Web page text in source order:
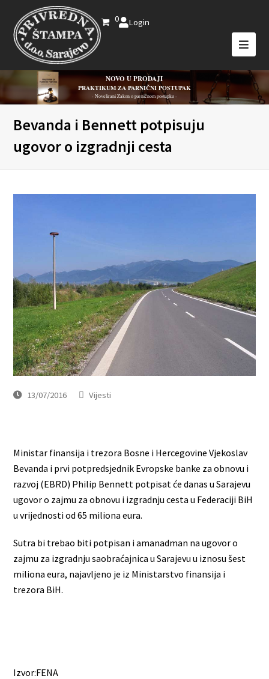
0 Login
NOVO U PRODAJI
PRAKTIKUM ZA PARNIČNI POSTUPAK
- Novelirani Zakon o parničnom postupku -
Bevanda i Bennett potpisuju
ugovor o izgradnji cesta
13/07/2016 Vijesti
Ministar finansija i trezora Bosne i Hercegovine Vjekoslav
Bevanda i prvi potpredsjednik Evropske banke za obnovu i
razvoj (EBRD) Philip Bennett potpisat će danas u Sarajevu
ugovor o zajmu za obnovu i izgradnju cesta u Federaciji BiH
u vrijednosti od 65 miliona eura.
Sutra bi trebao biti potpisan i amanadman na ugovor o
zajmu za izgradnju saobraćajnica u Sarajevu u iznosu šest
miliona eura, najavljeno je iz Ministarstvo finansija i
trezora BiH.
Izvor:FENA